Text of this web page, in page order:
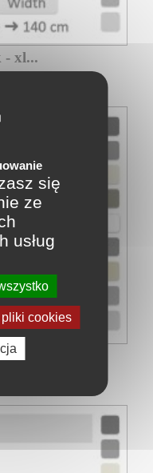
- xl...
się
ze
usług
cookies